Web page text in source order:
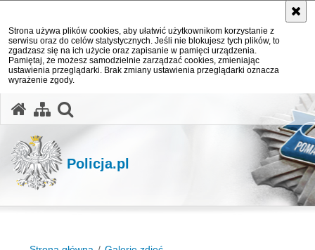
Strona używa plików cookies, aby ułatwić użytkownikom korzystanie z
serwisu oraz do celów statystycznych. Jeśli nie blokujesz tych plików, to
zgadzasz się na ich użycie oraz zapisanie w pamięci urządzenia.
Pamiętaj, że możesz samodzielnie zarządzać cookies, zmieniając
ustawienia przeglądarki. Brak zmiany ustawienia przeglądarki oznacza
wyrażenie zgody.
Policja.pl